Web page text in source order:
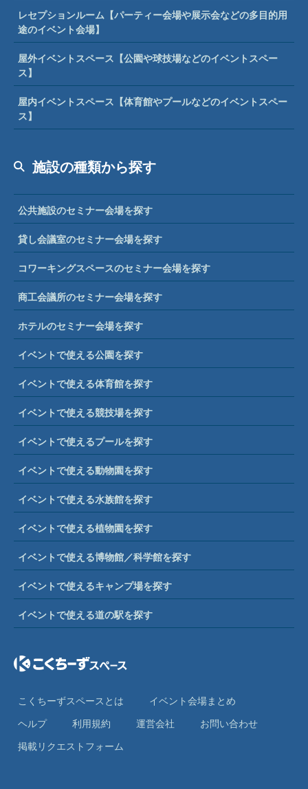
レセプションルーム【パーティー会場や展示会などの多目的用
途のイベント会場】
屋外イベントスペース【公園や球技場などのイベントスペー
ス】
屋内イベントスペース【体育館やプールなどのイベントスペー
ス】
施設の種類から探す
公共施設のセミナー会場を探す
貸し会議室のセミナー会場を探す
コワーキングスペースのセミナー会場を探す
商工会議所のセミナー会場を探す
ホテルのセミナー会場を探す
イベントで使える公園を探す
イベントで使える体育館を探す
イベントで使える競技場を探す
イベントで使えるプールを探す
イベントで使える動物園を探す
イベントで使える水族館を探す
イベントで使える植物園を探す
イベントで使える博物館／科学館を探す
イベントで使えるキャンプ場を探す
イベントで使える道の駅を探す
こくちーずスペースとは
イベント会場まとめ
ヘルプ
利⽤規約 運営会社
お問い合わせ
掲載リクエストフォーム